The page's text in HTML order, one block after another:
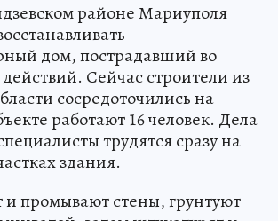
районе Мариуполя
дом, пострадавший во
Сейчас строители из
сосредоточились на
работают 16 человек. Дела
трудятся сразу на
здания.
промывают стены, грунтуют